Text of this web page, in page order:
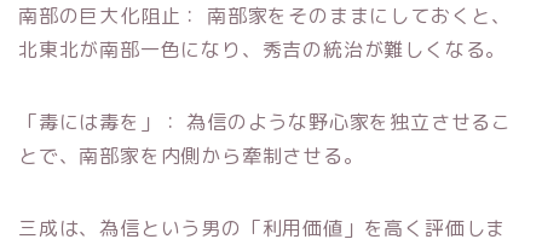
南部の巨大化阻止： 南部家をそのままにしておくと、
北東北が南部一色になり、秀吉の統治が難しくなる。
「毒には毒を」： 為信のような野心家を独立させるこ
とで、南部家を内側から牽制させる。
三成は、為信という男の「利用価値」を高く評価しま